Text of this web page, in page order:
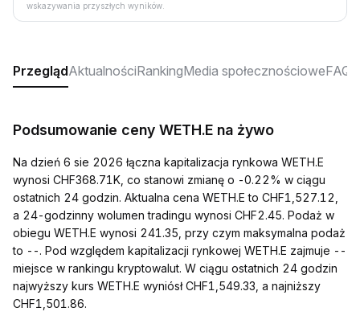
wskazywania przyszłych wyników.
PrzeglądAktualnościRankingMedia społecznościoweFAQ
Podsumowanie ceny WETH.E na żywo
Na dzień 6 sie 2026 łączna kapitalizacja rynkowa WETH.E
wynosi CHF368.71K, co stanowi zmianę o -0.22% w ciągu
ostatnich 24 godzin. Aktualna cena WETH.E to CHF1,527.12,
a 24-godzinny wolumen tradingu wynosi CHF2.45. Podaż w
obiegu WETH.E wynosi 241.35, przy czym maksymalna podaż
to --. Pod względem kapitalizacji rynkowej WETH.E zajmuje --
miejsce w rankingu kryptowalut. W ciągu ostatnich 24 godzin
najwyższy kurs WETH.E wyniósł CHF1,549.33, a najniższy
CHF1,501.86.